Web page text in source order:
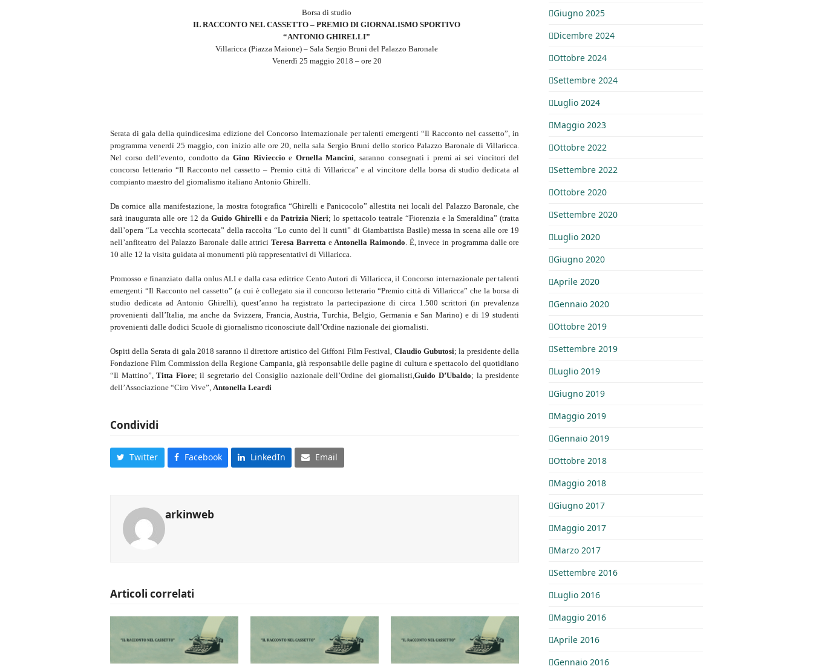
Borsa di studio
IL RACCONTO NEL CASSETTO – PREMIO DI GIORNALISMO SPORTIVO
“ANTONIO GHIRELLI”
Villaricca (Piazza Maione) – Sala Sergio Bruni del Palazzo Baronale
Venerdì 25 maggio 2018 – ore 20
Serata di gala della quindicesima edizione del Concorso Internazionale per talenti emergenti “Il Racconto nel cassetto”, in
programma venerdì 25 maggio, con inizio alle ore 20, nella sala Sergio Bruni dello storico Palazzo Baronale di Villaricca.
Nel corso dell’evento, condotto da Gino Rivieccio e Ornella Mancini, saranno consegnati i premi ai sei vincitori del
concorso letterario “Il Racconto nel cassetto – Premio città di Villaricca” e al vincitore della borsa di studio dedicata al
compianto maestro del giornalismo italiano Antonio Ghirelli.
Da cornice alla manifestazione, la mostra fotografica “Ghirelli e Panicocolo” allestita nei locali del Palazzo Baronale, che
sarà inaugurata alle ore 12 daGuido Ghirelli e daPatrizia Nieri; lo spettacolo teatrale “Fiorenzia e la Smeraldina” (tratta
dall’opera “La vecchia scortecata” della raccolta “Lo cunto del li cunti” di Giambattista Basile) messa in scena alle ore 19
nell’anfiteatro del Palazzo Baronale dalle attriciTeresa BarrettaeAntonella Raimondo. È, invece in programma dalle ore
10 alle 12 la visita guidata ai monumenti più rappresentativi di Villaricca.
Promosso e finanziato dalla onlus ALI e dalla casa editrice Cento Autori di Villaricca, il Concorso internazionale per talenti
emergenti “Il Racconto nel cassetto” (a cui è collegato sia il concorso letterario “Premio città di Villaricca” che la borsa di
studio dedicata ad Antonio Ghirelli), quest’anno ha registrato la partecipazione di circa 1.500 scrittori (in prevalenza
provenienti dall’Italia, ma anche da Svizzera, Francia, Austria, Turchia, Belgio, Germania e San Marino) e di 19 studenti
provenienti dalle dodici Scuole di giornalismo riconosciute dall’Ordine nazionale dei giornalisti.
Ospiti della Serata di gala 2018 saranno il direttore artistico del Giffoni Film Festival, Claudio Gubutosi; la presidente della
Fondazione Film Commission della Regione Campania, già responsabile delle pagine di cultura e spettacolo del quotidiano
“Il Mattino”,Titta Fiore; il segretario del Consiglio nazionale dell’Ordine dei giornalisti,Guido D’Ubaldo; la presidente
dell’Associazione “Ciro Vive”, Antonella Leardi
Condividi
Twitter Facebook LinkedIn Email
arkinweb
Articoli correlati
Giugno 2025
Dicembre 2024
Ottobre 2024
Settembre 2024
Luglio 2024
Maggio 2023
Ottobre 2022
Settembre 2022
Ottobre 2020
Settembre 2020
Luglio 2020
Giugno 2020
Aprile 2020
Gennaio 2020
Ottobre 2019
Settembre 2019
Luglio 2019
Giugno 2019
Maggio 2019
Gennaio 2019
Ottobre 2018
Maggio 2018
Giugno 2017
Maggio 2017
Marzo 2017
Settembre 2016
Luglio 2016
Maggio 2016
Aprile 2016
Gennaio 2016